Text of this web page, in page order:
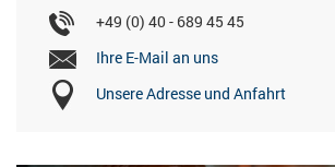
+49 (0) 40 - 689 45 45
Ihre E-Mail an uns
Unsere Adresse und Anfahrt